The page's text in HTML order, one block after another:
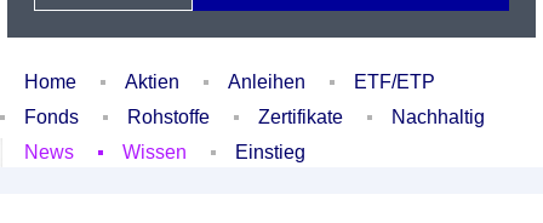
Home Aktien Anleihen
ETF/ETP
Fonds
Rohstoffe Zertifikate
Nachhaltig
News
Wissen Einstieg